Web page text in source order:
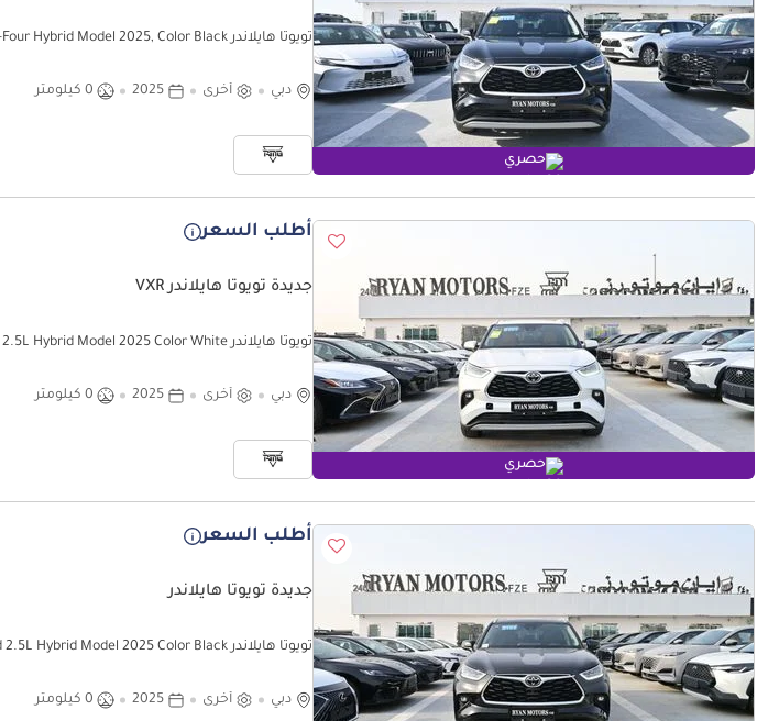
حصري
تويوتا هايلاندر VXR Toyota Highlander 2.5L E-Four Hybrid Model 2025, Color Black
دبي أخرى 2025 0 كيلومتر
حصري
أطلب السعر
جديدة تويوتا هايلاندر VXR
تويوتا هايلاندر VXR Toyota Highlander Limited 2.5L Hybrid Model 2025 Color White
دبي أخرى 2025 0 كيلومتر
أطلب السعر
جديدة تويوتا هايلاندر
تويوتا هايلاندر Toyota Highlander Limited 2.5L Hybrid Model 2025 Color Black
دبي أخرى 2025 0 كيلومتر